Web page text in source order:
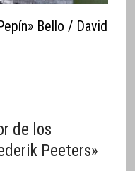
Bello / David
de los
Peeters»